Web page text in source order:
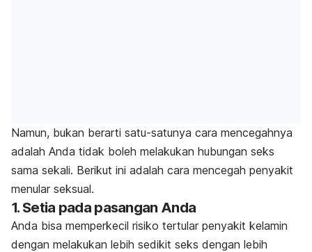
Namun, bukan berarti satu-satunya cara mencegahnya
adalah Anda tidak boleh melakukan hubungan seks
sama sekali. Berikut ini adalah cara mencegah penyakit
menular seksual.
1. Setia pada pasangan Anda
Anda bisa memperkecil risiko tertular penyakit kelamin
dengan melakukan lebih sedikit seks dengan lebih